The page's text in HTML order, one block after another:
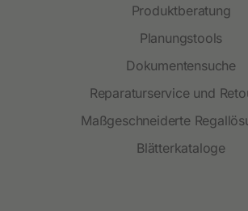
Produktberatung
Planungstools
Dokumentensuche
Reparaturservice und
Maßgeschneiderte
Blätterkataloge